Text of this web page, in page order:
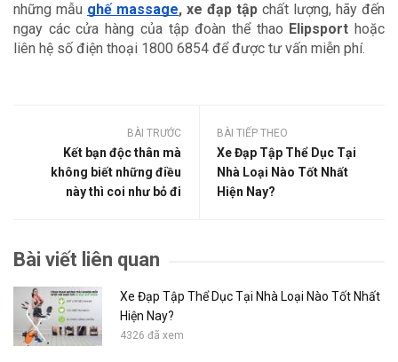
những mẫu ghế massage, xe đạp tập chất lượng, hãy đến
ngay các cửa hàng của tập đoàn thể thao Elipsport hoặc
liên hệ số điện thoại 1800 6854 để được tư vấn miễn phí.
BÀI TRƯỚC
Kết bạn độc thân mà
không biết những điều
này thì coi như bỏ đi
BÀI TIẾP THEO
Xe Đạp Tập Thể Dục Tại
Nhà Loại Nào Tốt Nhất
Hiện Nay?
Bài viết liên quan
Xe Đạp Tập Thể Dục Tại Nhà Loại Nào Tốt Nhất
Hiện Nay?
4326 đã xem